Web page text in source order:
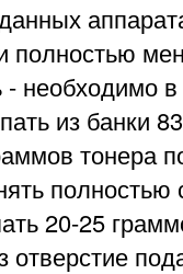
полностью
- необходимо
из банки
тонера
полностью
20-25
отверстие